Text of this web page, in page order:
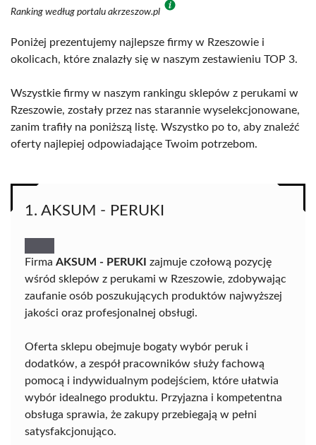
Ranking według portalu akrzeszow.pl
Poniżej prezentujemy najlepsze firmy w Rzeszowie i
okolicach, które znalazły się w naszym zestawieniu TOP 3.
Wszystkie firmy w naszym rankingu sklepów z perukami w
Rzeszowie, zostały przez nas starannie wyselekcjonowane,
zanim trafiły na poniższą listę. Wszystko po to, aby znaleźć
oferty najlepiej odpowiadające Twoim potrzebom.
1. AKSUM - PERUKI
Firma AKSUM - PERUKI zajmuje czołową pozycję
wśród sklepów z perukami w Rzeszowie, zdobywając
zaufanie osób poszukujących produktów najwyższej
jakości oraz profesjonalnej obsługi.
Oferta sklepu obejmuje bogaty wybór peruk i
dodatków, a zespół pracowników służy fachową
pomocą i indywidualnym podejściem, które ułatwia
wybór idealnego produktu. Przyjazna i kompetentna
obsługa sprawia, że zakupy przebiegają w pełni
satysfakcjonująco.